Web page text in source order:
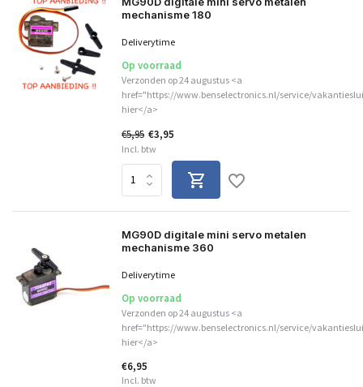
mechanisme 180
Deliverytime
Op voorraad
Verzonden op 24 augustus <a
href="https://www.benselectronics.nl/service/
hier</a>
€5,95 €3,95
Incl. btw
MG90D digitale mini servo metalen
mechanisme 360
Deliverytime
Op voorraad
Verzonden op 24 augustus <a
href="https://www.benselectronics.nl/service/
hier</a>
€6,95
Incl. btw